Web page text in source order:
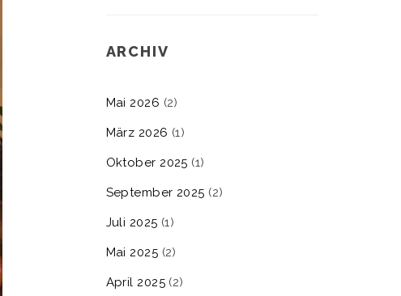
ARCHIV
Mai 2026 (2)
März 2026 (1)
Oktober 2025 (1)
September 2025 (2)
Juli 2025 (1)
Mai 2025 (2)
April 2025 (2)